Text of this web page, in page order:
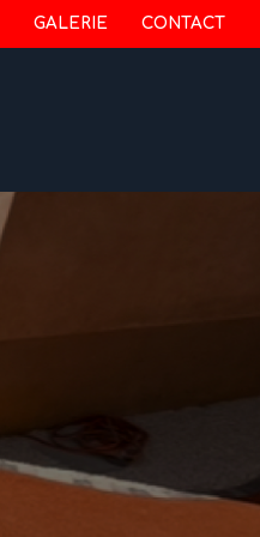
GALERIE CONTACT